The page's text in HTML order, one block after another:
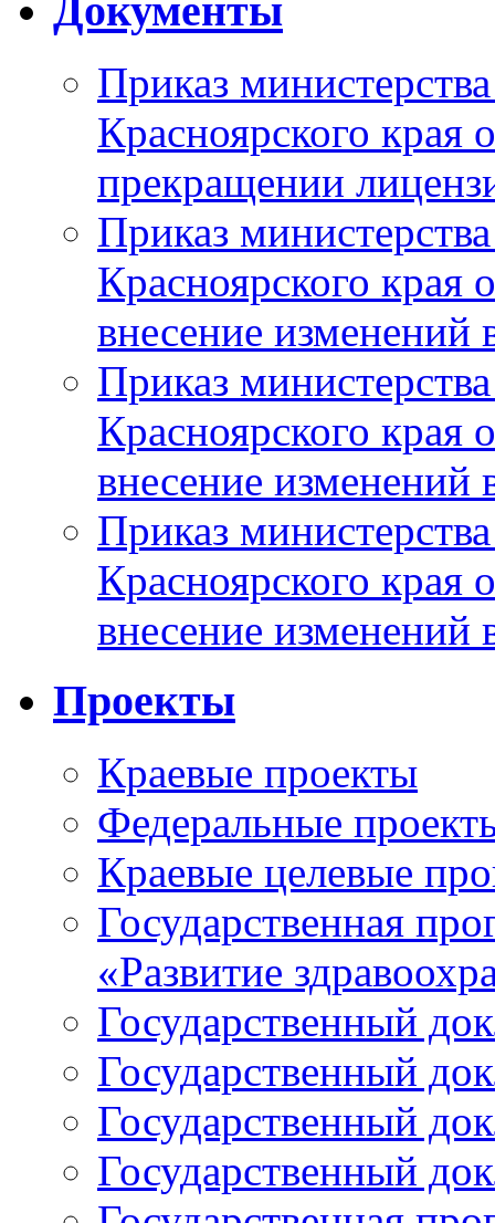
Документы
Приказ
Красноярского
прекращении
Приказ
Красноярского
внесение изменений
Приказ
Красноярского
внесение изменений
Приказ
Красноярского
внесение изменений
Проекты
Краевые проекты
Федеральные
Краевые целевые
Государственная
«Развитие
Государственный
Государственный
Государственный
Государственный